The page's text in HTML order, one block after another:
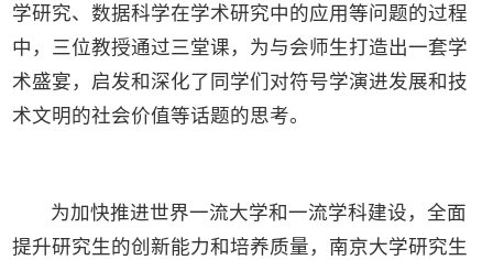
学研究、数据科学在学术研究中的应用等问题的过程
中，三位教授通过三堂课，为与会师生打造出一套学
术盛宴，启发和深化了同学们对符号学演进发展和技
术文明的社会价值等话题的思考。
为加快推进世界一流大学和一流学科建设，全面
提升研究生的创新能力和培养质量，南京大学研究生